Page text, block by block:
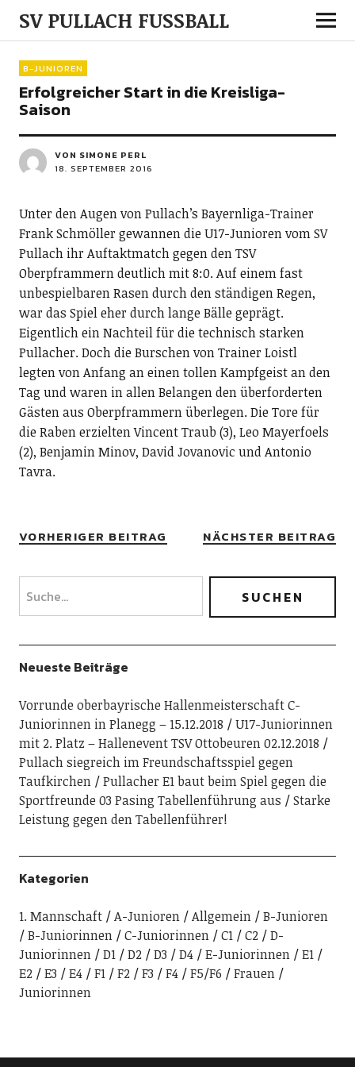
SV PULLACH FUSSBALL
B-JUNIOREN
Erfolgreicher Start in die Kreisliga-
Saison
VON SIMONE PERL
18. SEPTEMBER 2016
Unter den Augen von Pullach’s Bayernliga-Trainer
Frank Schmöller gewannen die U17-Junioren vom SV
Pullach ihr Auftaktmatch gegen den TSV
Oberpframmern deutlich mit 8:0. Auf einem fast
unbespielbaren Rasen durch den ständigen Regen,
war das Spiel eher durch lange Bälle geprägt.
Eigentlich ein Nachteil für die technisch starken
Pullacher. Doch die Burschen von Trainer Loistl
legten von Anfang an einen tollen Kampfgeist an den
Tag und waren in allen Belangen den überforderten
Gästen aus Oberpframmern überlegen. Die Tore für
die Raben erzielten Vincent Traub (3), Leo Mayerfoels
(2), Benjamin Minov, David Jovanovic und Antonio
Tavra.
VORHERIGER BEITRAG NÄCHSTER BEITRAG
Neueste Beiträge
Vorrunde oberbayrische Hallenmeisterschaft C-
Juniorinnen in Planegg – 15.12.2018
U17-Juniorinnen
mit 2. Platz – Hallenevent TSV Ottobeuren 02.12.2018
Pullach siegreich im Freundschaftsspiel gegen
Taufkirchen
Pullacher E1 baut beim Spiel gegen die
Sportfreunde 03 Pasing Tabellenführung aus
Starke
Leistung gegen den Tabellenführer!
Kategorien
1. Mannschaft A-Junioren Allgemein
B-Junioren
B-Juniorinnen
C-Juniorinnen C1 C2
D-
Juniorinnen
D1 D2 D3 D4 E-Juniorinnen
E1
E2
E3 E4 F1 F2 F3 F4 F5/F6
Frauen
Juniorinnen